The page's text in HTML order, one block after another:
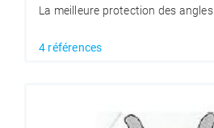
La meilleure protection des angles
4 références